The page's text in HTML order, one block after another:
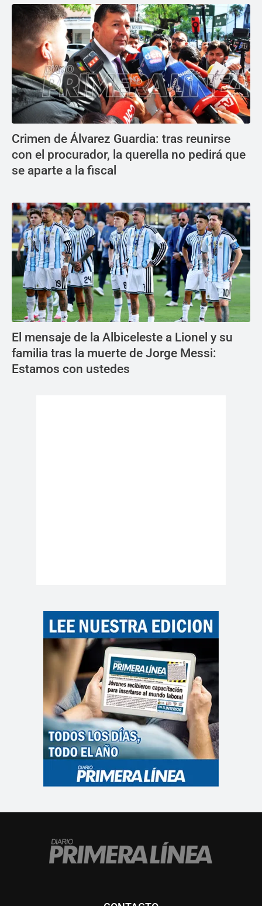
Crimen de Álvarez Guardia: tras reunirse
con el procurador, la querella no pedirá que
se aparte a la fiscal
El mensaje de la Albiceleste a Lionel y su
familia tras la muerte de Jorge Messi:
Estamos con ustedes